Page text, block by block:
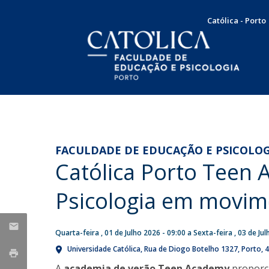
Católica - Porto
Docentes
Testemunhos
Serviço Comunitário
Taxas e propinas
Candidaturas
Concursos
Concurso de recrutamento
Concurso de promoção
Produção Científica
Publicações
Dissertações de Mestrado
Universidade Católica
integra dois grupos da
Association sobre o futuro
Seg, 27 Jul 2026 - 11:53
Missão, Visão e Valores
Órgãos de Gestão
Responsabilidade Social
CUP | Clínica Universitária de Psicologia
Voluntariado
FACULDADE DE EDUCAÇÃO E
Católica Porto Teen
Psicologia em
Quarta-feira , 01 de Julho 2026 - 09:00 aSexta-feira , 03 de
Universidade Católica Rua de Diogo Botelho 1327 Porto